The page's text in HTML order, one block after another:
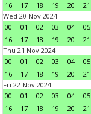
16
17 18 19 20 21
Wed 20 Nov 2024
00
01 02 03 04 05
16
17 18 19 20 21
Thu 21 Nov 2024
00
01 02 03 04 05
16
17 18 19 20 21
Fri 22 Nov 2024
00
01 02 03 04 05
16
17 18 19 20 21